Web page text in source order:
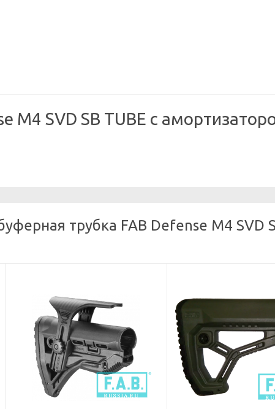
M4 SVD SB TUBE с
трубка FAB Defense M4 SVD